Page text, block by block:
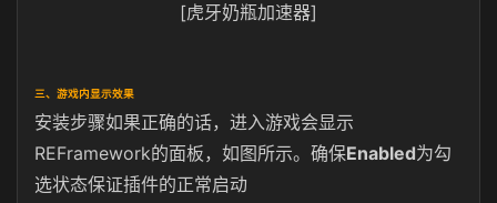
[虎牙奶瓶加速器]
三、游戏内显示效果
安装步骤如果正确的话，进入游戏会显示
REFramework的面板，如图所示。确保Enabled为勾
选状态保证插件的正常启动